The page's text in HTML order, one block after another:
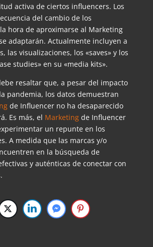
activa de ciertos influencers. Los
del cambio de los
hora de aproximarse al Marketing
adaptarán. Actualmente incluyen a
las visualizaciones, los «saves» y los
studies» en su «media kits».
resaltar que, a pesar del impacto
pandemia, los datos demuestran
de Influencer no ha desaparecido
Es más, el Marketingde Influencer
un repunte en los
A medida que las marcas y/o
en la búsqueda de
y auténticas de conectar con